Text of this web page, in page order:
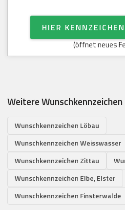
HIER
(öffnet neues
Weitere
Wunschkennzeichen Löbau
Wunschkennzeichen Weisswasser
Wunschkennzeichen Zittau
Wunschkennzeichen Elbe, Elster
Wunschkennzeichen Finsterwalde